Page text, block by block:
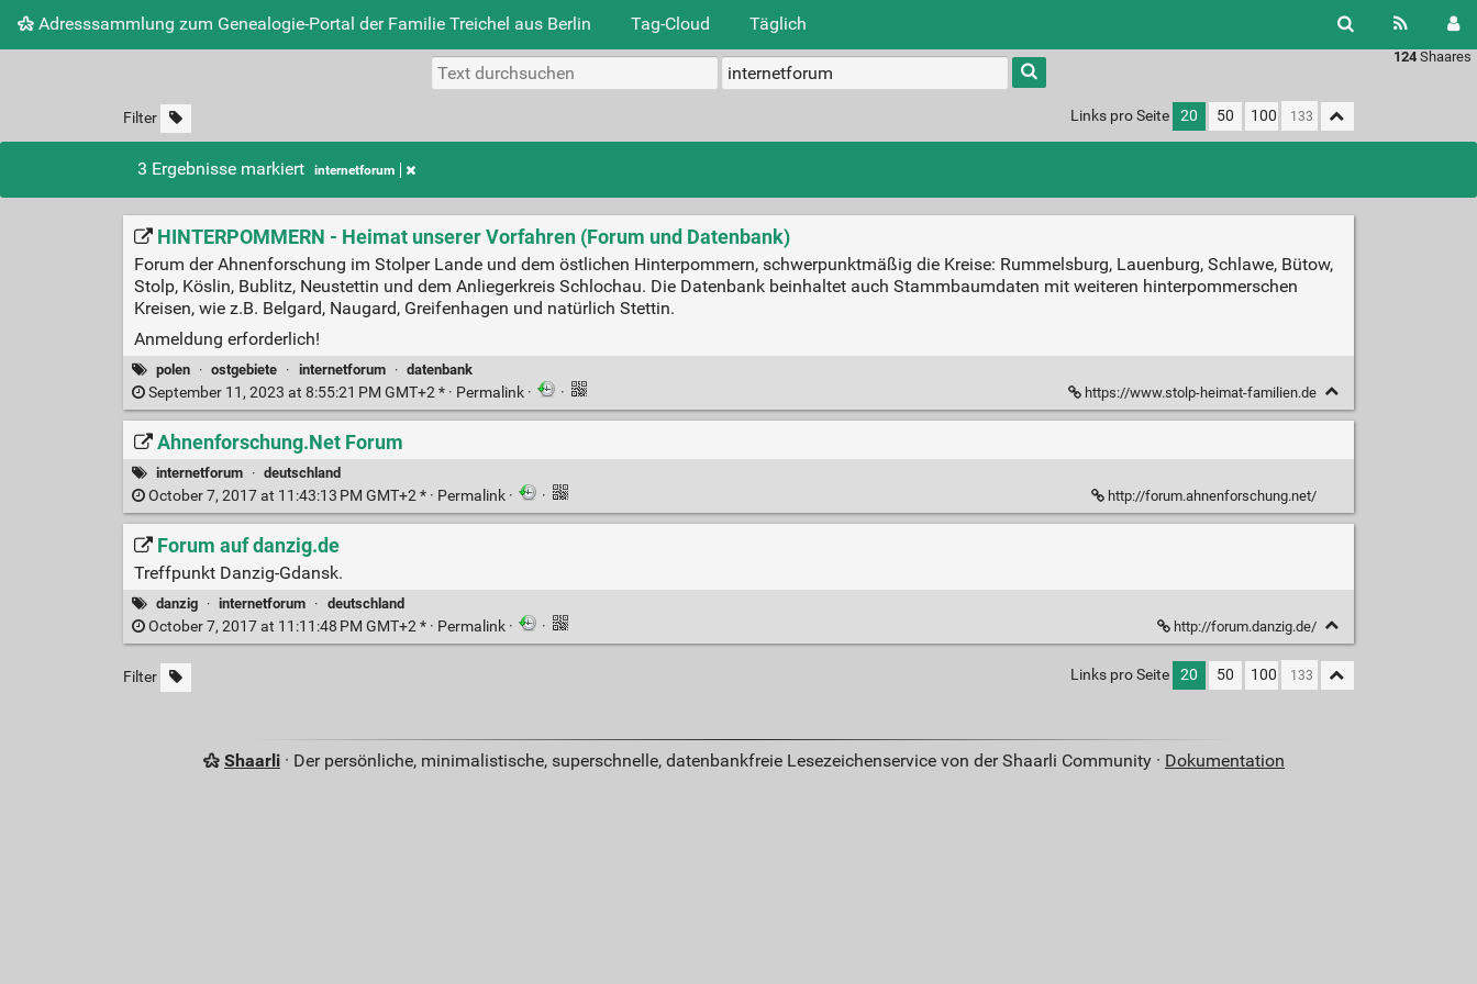
Adresssammlung zum Genealogie-Portal der Familie Treichel aus Berlin Tag-Cloud Täglich
124 Shaares
Filter Links pro Seite 20 50 100
3 Ergebnisse markiert internetforum
HINTERPOMMERN - Heimat unserer Vorfahren (Forum und Datenbank)
Forum der Ahnenforschung im Stolper Lande und dem östlichen Hinterpommern, schwerpunktmäßig die Kreise: Rummelsburg, Lauenburg, Schlawe, Bütow,
Stolp, Köslin, Bublitz, Neustettin und dem Anliegerkreis Schlochau. Die Datenbank beinhaltet auch Stammbaumdaten mit weiteren hinterpommerschen
Kreisen, wie z.B. Belgard, Naugard, Greifenhagen und natürlich Stettin.
Anmeldung erforderlich!
polen · ostgebiete · internetforum · datenbank
September 11, 2023 at 8:55:21 PM GMT+2 * · Permalink · · https://www.stolp-heimat-familien.de
Ahnenforschung.Net Forum
internetforum · deutschland
October 7, 2017 at 11:43:13 PM GMT+2 * · Permalink · · http://forum.ahnenforschung.net/
Forum auf danzig.de
Treffpunkt Danzig-Gdansk.
danzig · internetforum · deutschland
October 7, 2017 at 11:11:48 PM GMT+2 * · Permalink · · http://forum.danzig.de/
Filter Links pro Seite 20 50 100
Shaarli· Der persönliche, minimalistische, superschnelle, datenbankfreie Lesezeichenservice von der Shaarli Community · Dokumentation